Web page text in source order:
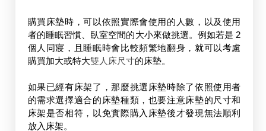
購買床墊時，可以依照實際會使用的人數，以及使用
者的睡眠習慣、臥室空間的大小來做挑選。例如若是 2
個人同寢，且睡眠時會比較頻繁地翻身，就可以考慮
購買加大或特大雙人床尺寸的床墊。
如果已經有床架了，那麼挑選床墊時除了依照使用者
的需求選擇適合的床墊種類，也要注意床墊的尺寸和
床架是否相符，以免實際購入床墊後才發現無法順利
放入床架。